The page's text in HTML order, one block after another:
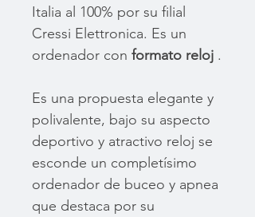
Italia al 100% por su filial
Cressi Elettronica. Es un
ordenador con formato reloj .
Es una propuesta elegante y
polivalente, bajo su aspecto
deportivo y atractivo reloj se
esconde un completísimo
ordenador de buceo y apnea
que destaca por su